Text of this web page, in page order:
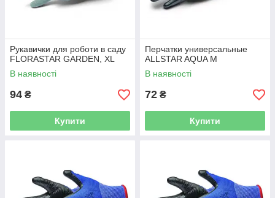
Рукавички для роботи в саду
FLORASTAR GARDEN, XL
В наявності
94 ₴
Купити
Перчатки универсальные
ALLSTAR AQUA М
В наявності
72 ₴
Купити